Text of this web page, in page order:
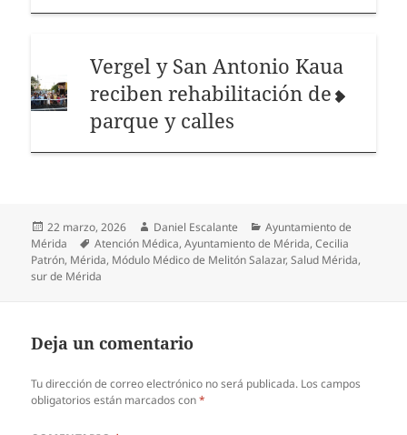
Vergel y San Antonio Kaua
reciben rehabilitación de
parque y calles
Publicado
el
22 marzo, 2026 Autor
Daniel Escalante Categorías
Ayuntamiento de
Mérida
Etiquetas
Atención Médica,Ayuntamiento de Mérida,Cecilia
Patrón, Mérida, Módulo Médico de Melitón Salazar,Salud Mérida,
sur de Mérida
Deja un comentario
Tu dirección de correo electrónico no será publicada. Los campos
obligatorios están marcados con*